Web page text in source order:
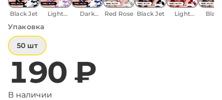
Black Jet
Light
Dark
Red Rose Black Jet
Light
Упаковка
50 шт
190 ₽
В наличии